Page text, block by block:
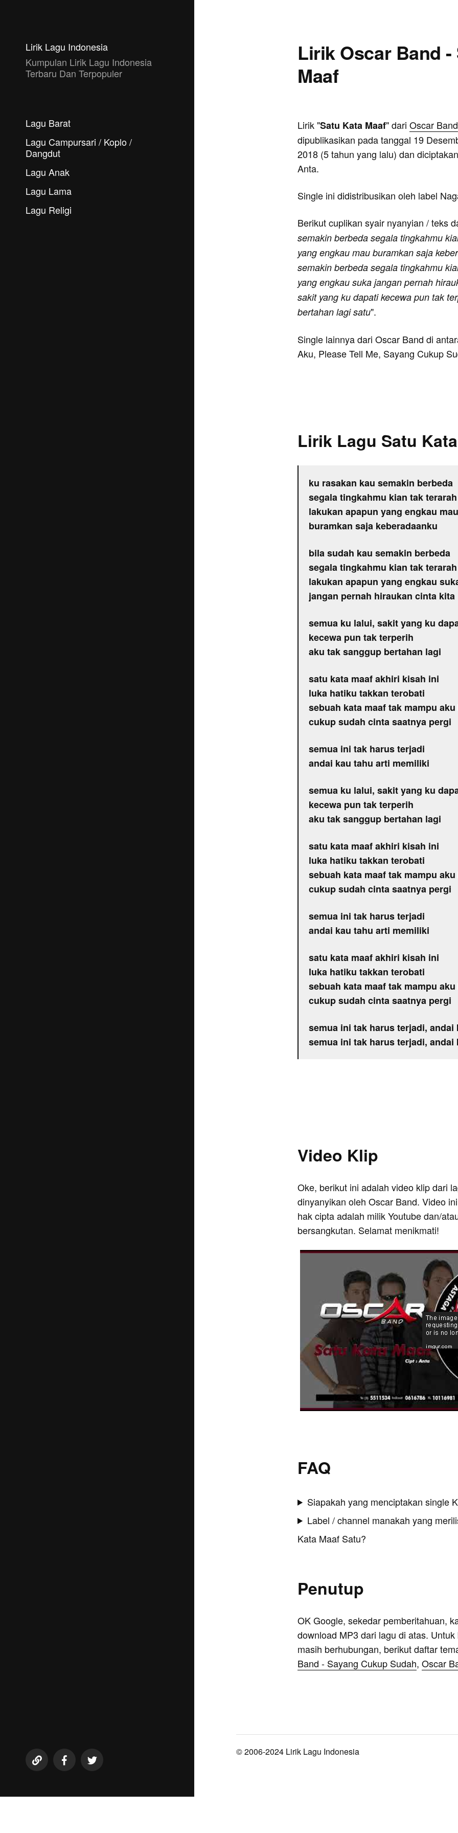
Lirik Lagu Indonesia
Kumpulan Lirik Lagu Indonesia
Terbaru Dan Terpopuler
Lagu Barat
Lagu Campursari / Koplo /
Dangdut
Lagu Anak
Lagu Lama
Lagu Religi
Lirik Oscar Band -
Maaf
Lirik "Satu Kata Maaf" dari Oscar Band
dipublikasikan pada tanggal 19
2018 (5 tahun yang lalu) dan
Anta.
Single ini didistribusikan oleh label
Berikut cuplikan syair nyanyian / teks
semakin berbeda segala tingkahmu
yang engkau mau buramkan saja
semakin berbeda segala tingkahmu
yang engkau suka jangan pernah
sakit yang ku dapati kecewa pun tak
bertahan lagi satu".
Single lainnya dari Oscar Band di
Aku, Please Tell Me, Sayang Cukup
Lirik Lagu Satu
ku rasakan kau semakin berbeda
segala tingkahmu kian tak terarah
lakukan apapun yang engkau mau
buramkan saja keberadaanku
bila sudah kau semakin berbeda
segala tingkahmu kian tak terarah
lakukan apapun yang engkau
jangan pernah hiraukan cinta kita
semua ku lalui, sakit yang ku
kecewa pun tak terperih
aku tak sanggup bertahan lagi
satu kata maaf akhiri kisah ini
luka hatiku takkan terobati
sebuah kata maaf tak mampu
cukup sudah cinta saatnya pergi
semua ini tak harus terjadi
andai kau tahu arti memiliki
semua ku lalui, sakit yang ku
kecewa pun tak terperih
aku tak sanggup bertahan lagi
satu kata maaf akhiri kisah ini
luka hatiku takkan terobati
sebuah kata maaf tak mampu
cukup sudah cinta saatnya pergi
semua ini tak harus terjadi
andai kau tahu arti memiliki
satu kata maaf akhiri kisah ini
luka hatiku takkan terobati
sebuah kata maaf tak mampu
cukup sudah cinta saatnya pergi
semua ini tak harus terjadi,
semua ini tak harus terjadi,
Video Klip
Oke, berikut ini adalah video klip dari
dinyanyikan oleh Oscar Band. Video
hak cipta adalah milik Youtube dan/
bersangkutan. Selamat menikmati!
FAQ
Siapakah yang menciptakan single
Label / channel manakah yang
Kata Maaf Satu?
Penutup
OK Google, sekedar pemberitahuan,
download MP3 dari lagu di atas.
masih berhubungan, berikut daftar
Band - Sayang Cukup Sudah, Oscar
© 2006-2024 Lirik Lagu Indonesia